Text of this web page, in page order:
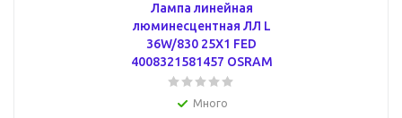
Лампа линейная
люминесцентная ЛЛ L
36W/830 25X1 FED
4008321581457 OSRAM
Много